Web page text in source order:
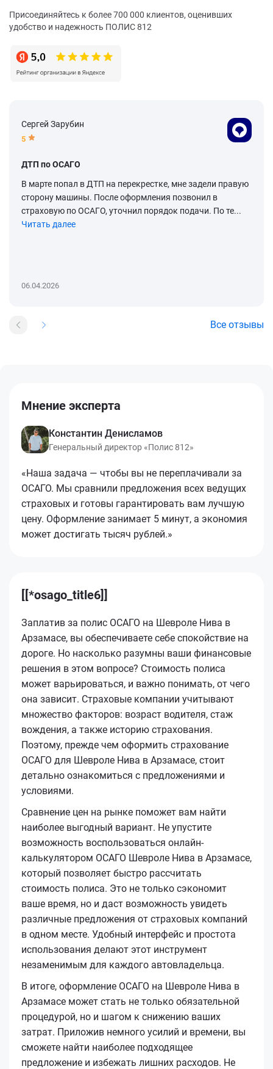
Присоединяйтесь к более 700 000 клиентов, оценивших
удобство и надежность ПОЛИС 812
Сергей Зарубин
5
ДТП по ОСАГО
В марте попал в ДТП на перекрестке, мне задели правую
сторону машины. После оформления позвонил в
страховую по ОСАГО, уточнил порядок подачи. По те...
Читать далее
06.04.2026
Все отзывы
Мнение эксперта
Константин Денисламов
Генеральный директор «Полис 812»
«Наша задача — чтобы вы не переплачивали за
ОСАГО. Мы сравнили предложения всех ведущих
страховых и готовы гарантировать вам лучшую
цену. Оформление занимает 5 минут, а экономия
может достигать тысяч рублей.»
[[*osago_title6]]
Заплатив за полис ОСАГО на Шевроле Нива в
Арзамасе, вы обеспечиваете себе спокойствие на
дороге. Но насколько разумны ваши финансовые
решения в этом вопросе? Стоимость полиса
может варьироваться, и важно понимать, от чего
она зависит. Страховые компании учитывают
множество факторов: возраст водителя, стаж
вождения, а также историю страхования.
Поэтому, прежде чем оформить страхование
ОСАГО для Шевроле Нива в Арзамасе, стоит
детально ознакомиться с предложениями и
условиями.
Сравнение цен на рынке поможет вам найти
наиболее выгодный вариант. Не упустите
возможность воспользоваться онлайн-
калькулятором ОСАГО Шевроле Нива в Арзамасе,
который позволяет быстро рассчитать
стоимость полиса. Это не только сэкономит
ваше время, но и даст возможность увидеть
различные предложения от страховых компаний
в одном месте. Удобный интерфейс и простота
использования делают этот инструмент
незаменимым для каждого автовладельца.
В итоге, оформление ОСАГО на Шевроле Нива в
Арзамасе может стать не только обязательной
процедурой, но и шагом к снижению ваших
затрат. Приложив немного усилий и времени, вы
сможете найти наиболее подходящее
предложение и избежать лишних расходов. Не